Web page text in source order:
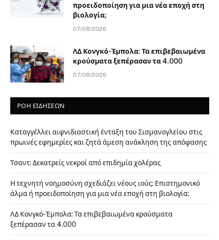
προειδοποίηση για μια νέα εποχή στη
βιολογία;
07/08/2026
ΛΔ Κονγκό-Έμπολα: Τα επιβεβαιωμένα
κρούσματα ξεπέρασαν τα 4.000
07/08/2026
ΡΟΗ ΕΙΔΗΣΕΩΝ
Καταγγέλλει αιφνιδιαστική ένταξη του Σισμανογλείου στις
πρωινές εφημερίες και ζητά άμεση ανάκληση της απόφασης
Τσαντ: Δεκατρείς νεκροί από επιδημία χολέρας
Η τεχνητή νοημοσύνη σχεδιάζει νέους ιούς: Επιστημονικό
άλμα ή προειδοποίηση για μια νέα εποχή στη βιολογία;
ΛΔ Κονγκό-Έμπολα: Τα επιβεβαιωμένα κρούσματα
ξεπέρασαν τα 4.000